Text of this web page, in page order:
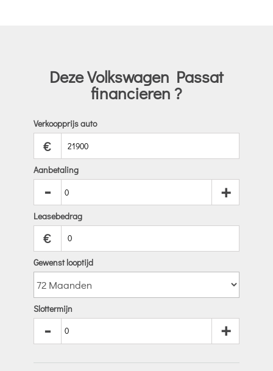
Deze Volkswagen Passat
financieren ?
Verkoopprijs auto
€
Aanbetaling
- +
Leasebedrag
€
Gewenst looptijd
Slottermijn
- +